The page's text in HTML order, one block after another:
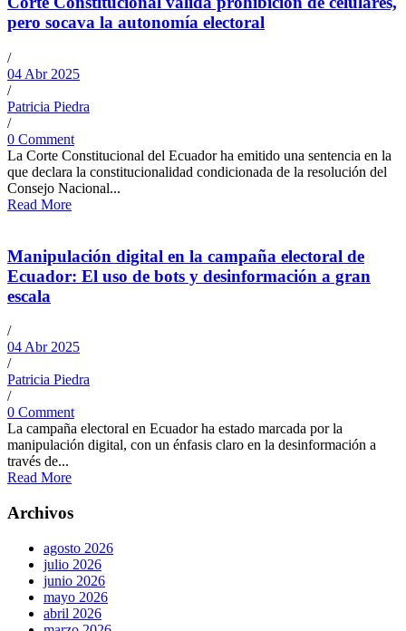
pero socava la autonomía electoral
/
04 Abr 2025
/
Patricia Piedra
/
0 Comment
La Corte Constitucional del Ecuador ha emitido una sentencia en la
que declara la constitucionalidad condicionada de la resolución del
Consejo Nacional...
Read More
Manipulación digital en la campaña electoral de
Ecuador: El uso de bots y desinformación a gran
escala
/
04 Abr 2025
/
Patricia Piedra
/
0 Comment
La campaña electoral en Ecuador ha estado marcada por la
manipulación digital, con un énfasis claro en la desinformación a
través de...
Read More
Archivos
agosto 2026
julio 2026
junio 2026
mayo 2026
abril 2026